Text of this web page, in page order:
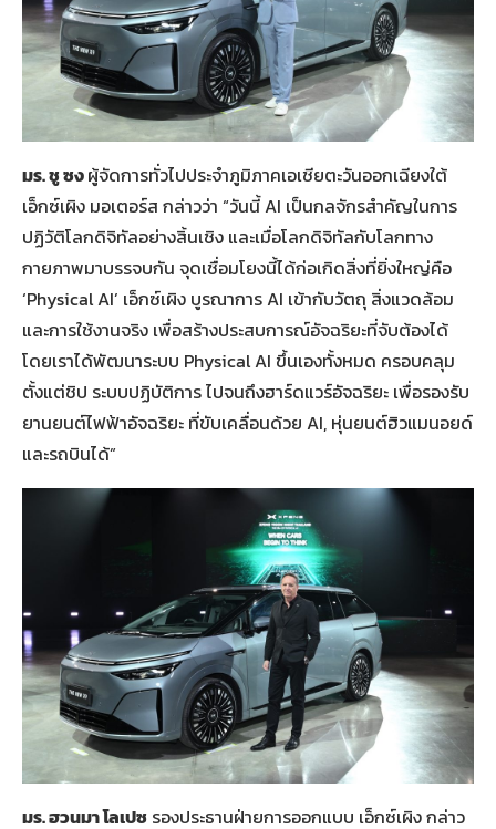
มร. ชู ซงผู้จัดการทั่วไปประจำภูมิภาคเอเชียตะวันออกเฉียงใต้
เอ็กซ์เผิง มอเตอร์ส กล่าวว่า “วันนี้ AI เป็นกลจักรสำคัญในการ
ปฏิวัติโลกดิจิทัลอย่างสิ้นเชิง และเมื่อโลกดิจิทัลกับโลกทาง
กายภาพมาบรรจบกัน จุดเชื่อมโยงนี้ได้ก่อเกิดสิ่งที่ยิ่งใหญ่คือ
‘Physical AI’ เอ็กซ์เผิง บูรณาการ AI เข้ากับวัตถุ สิ่งแวดล้อม
และการใช้งานจริง เพื่อสร้างประสบการณ์อัจฉริยะที่จับต้องได้
โดยเราได้พัฒนาระบบ Physical AI ขึ้นเองทั้งหมด ครอบคลุม
ตั้งแต่ชิป ระบบปฏิบัติการ ไปจนถึงฮาร์ดแวร์อัจฉริยะ เพื่อรองรับ
ยานยนต์ไฟฟ้าอัจฉริยะ ที่ขับเคลื่อนด้วย AI, หุ่นยนต์ฮิวแมนอยด์
และรถบินได้”
มร. ฮวนมา โลเปซ รองประธานฝ่ายการออกแบบ เอ็กซ์เผิง กล่าว